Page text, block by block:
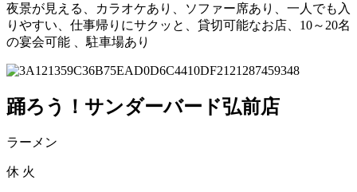
夜景が見える、カラオケあり、ソファー席あり、一人でも入
りやすい、仕事帰りにサクッと、貸切可能なお店、10～20名
の宴会可能 、駐車場あり
踊ろう！サンダーバード弘前店
ラーメン
休 火